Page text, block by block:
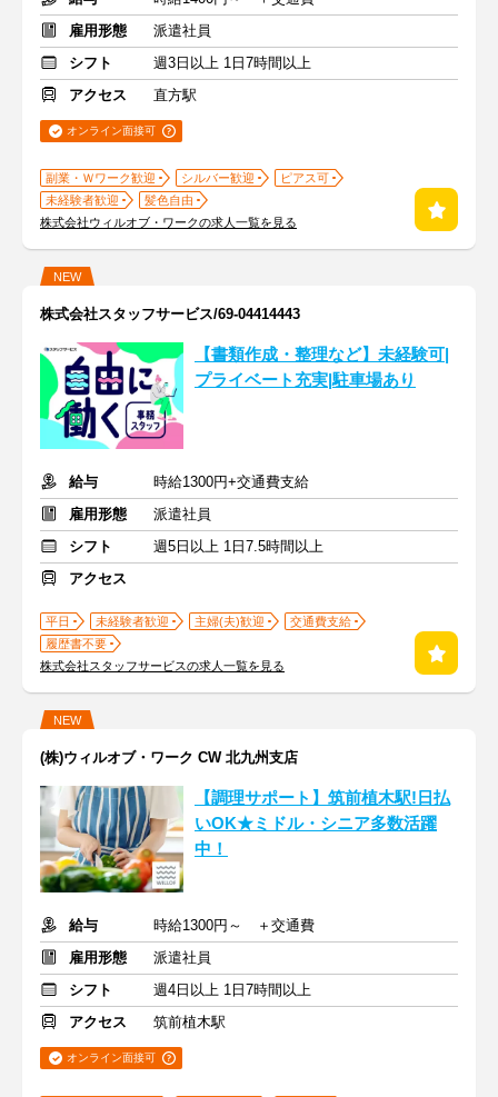
雇用形態
派遣社員
シフト
週3日以上 1日7時間以上
アクセス
直方駅
オンライン面接可
副業・Ｗワーク歓迎 シルバー歓迎
ピアス可
未経験者歓迎
髪色自由
株式会社ウィルオブ・ワークの求人一覧を見る
NEW
株式会社スタッフサービス/69-04414443
【書類作成・整理など】未経験可|
プライベート充実|駐車場あり
給与
時給1300円+交通費支給
雇用形態
派遣社員
シフト
週5日以上 1日7.5時間以上
アクセス
平日 未経験者歓迎 主婦(夫)歓迎
交通費支給
履歴書不要
株式会社スタッフサービスの求人一覧を見る
NEW
(株)ウィルオブ・ワーク CW 北九州支店
【調理サポート】筑前植木駅!日払
いOK★ミドル・シニア多数活躍
中！
給与
時給1300円～ ＋交通費
雇用形態
派遣社員
シフト
週4日以上 1日7時間以上
アクセス
筑前植木駅
オンライン面接可